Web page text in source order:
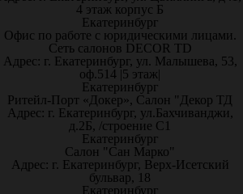
4 этаж корпус Б
Екатеринбург
Офис по работе с юридическими лицами.
Сеть салонов DECOR TD
Адрес: г. Екатеринбург, ул. Малышева, 53,
оф.514 |5 этаж|
Екатеринбург
Ритейл-Порт «Докер», Салон "Декор ТД
Адрес: г. Екатеринбург, ул.Бахчиванджи,
д.2Б, /строение С1
Екатеринбург
Салон "Сан Марко"
Адрес: г. Екатеринбург, Верх-Исетский
бульвар, 18
Екатеринбург